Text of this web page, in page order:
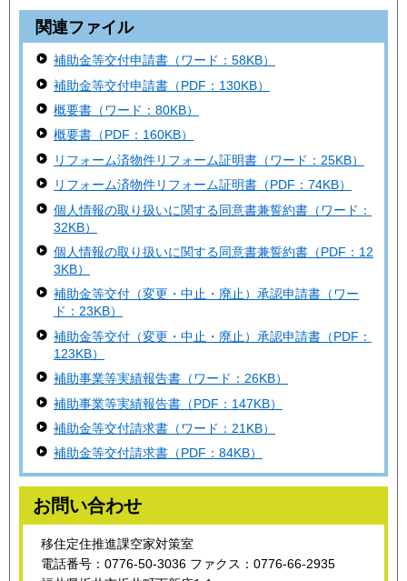
関連ファイル
補助金等交付申請書（ワード：58KB）
補助金等交付申請書（PDF：130KB）
概要書（ワード：80KB）
概要書（PDF：160KB）
リフォーム済物件リフォーム証明書（ワード：25KB）
リフォーム済物件リフォーム証明書（PDF：74KB）
個人情報の取り扱いに関する同意書兼誓約書（ワード：
32KB）
個人情報の取り扱いに関する同意書兼誓約書（PDF：12
3KB）
補助金等交付（変更・中止・廃止）承認申請書（ワー
ド：23KB）
補助金等交付（変更・中止・廃止）承認申請書（PDF：
123KB）
補助事業等実績報告書（ワード：26KB）
補助事業等実績報告書（PDF：147KB）
補助金等交付請求書（ワード：21KB）
補助金等交付請求書（PDF：84KB）
お問い合わせ
移住定住推進課空家対策室
電話番号：0776-50-3036 ファクス：0776-66-2935